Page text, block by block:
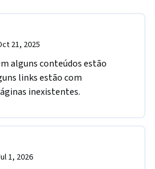
21, 2025
alguns conteúdos estão
links estão com
inexistentes.
1, 2026